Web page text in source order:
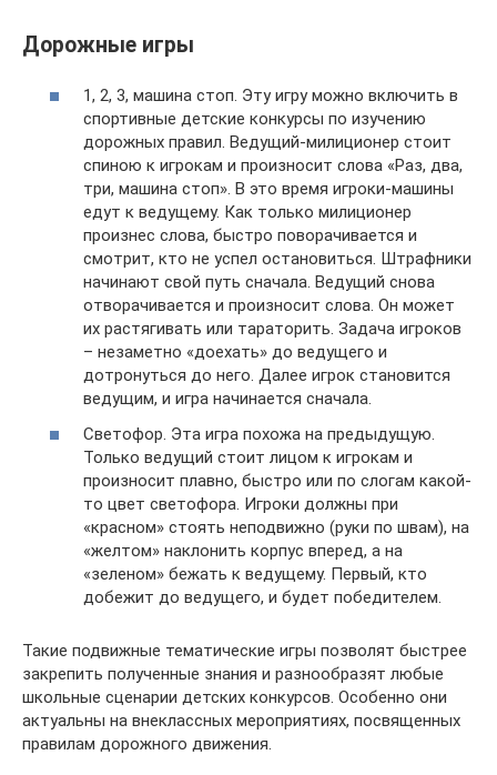
Дорожные игры
1, 2, 3, машина стоп. Эту игру можно включить в
спортивные детские конкурсы по изучению
дорожных правил. Ведущий-милиционер стоит
спиною к игрокам и произносит слова «Раз, два,
три, машина стоп». В это время игроки-машины
едут к ведущему. Как только милиционер
произнес слова, быстро поворачивается и
смотрит, кто не успел остановиться. Штрафники
начинают свой путь сначала. Ведущий снова
отворачивается и произносит слова. Он может
их растягивать или тараторить. Задача игроков
– незаметно «доехать» до ведущего и
дотронуться до него. Далее игрок становится
ведущим, и игра начинается сначала.
Светофор. Эта игра похожа на предыдущую.
Только ведущий стоит лицом к игрокам и
произносит плавно, быстро или по слогам какой-
то цвет светофора. Игроки должны при
«красном» стоять неподвижно (руки по швам), на
«желтом» наклонить корпус вперед, а на
«зеленом» бежать к ведущему. Первый, кто
добежит до ведущего, и будет победителем.
Такие подвижные тематические игры позволят быстрее
закрепить полученные знания и разнообразят любые
школьные сценарии детских конкурсов. Особенно они
актуальны на внеклассных мероприятиях, посвященных
правилам дорожного движения.